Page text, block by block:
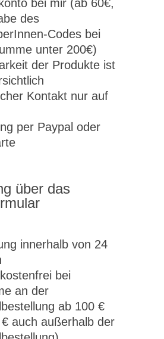
bei mir (ab 60€,
des
Codes bei
unter 200€)
der Produkte ist
Kontakt nur auf
per Paypal oder
über das
innerhalb von 24
bei
an der
ab 100 €
auch außerhalb der